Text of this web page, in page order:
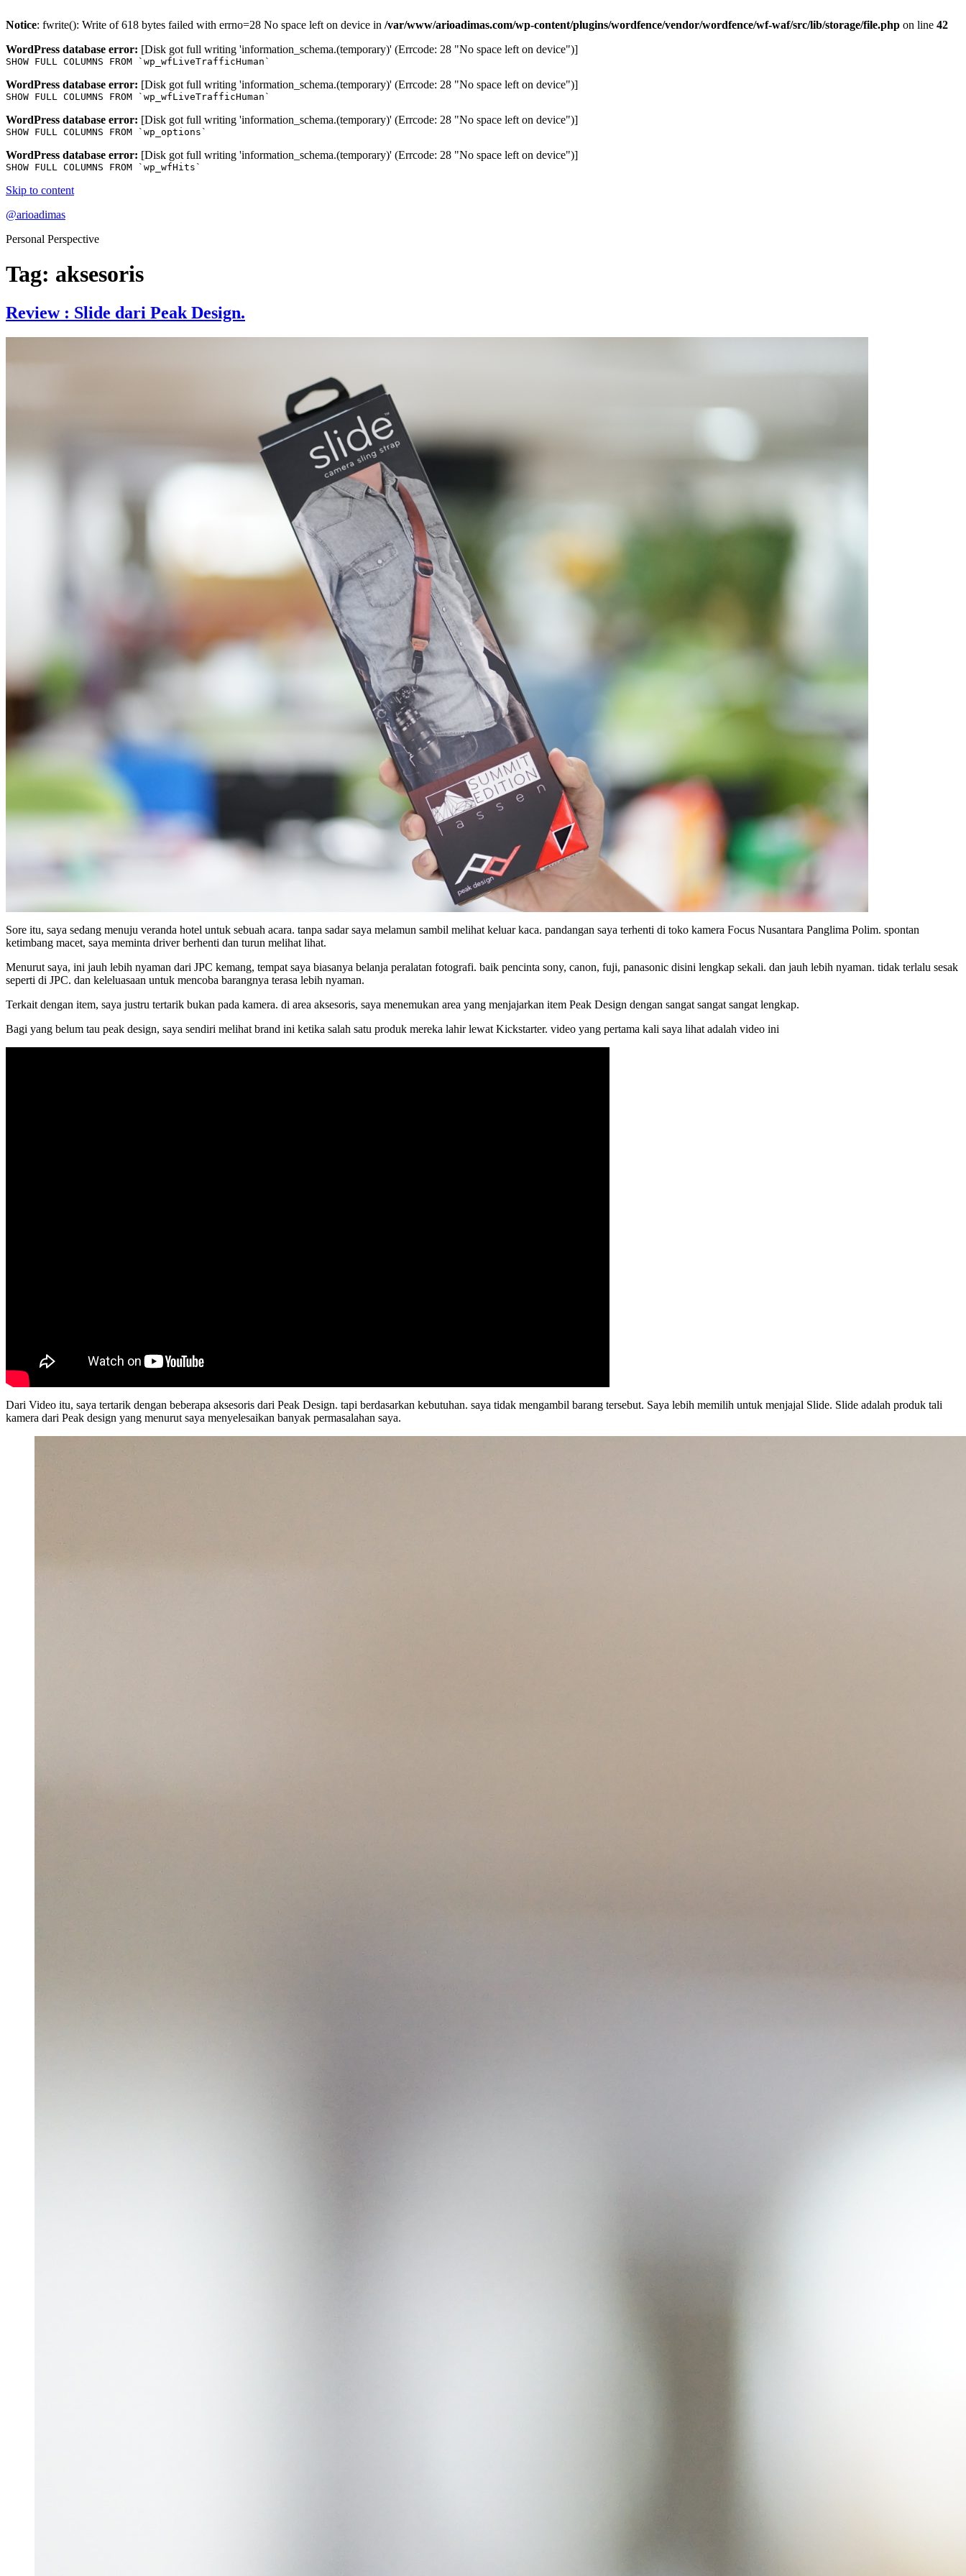
Notice: fwrite(): Write of 618 bytes failed with errno=28 No space left on device in /var/www/arioadimas.com/wp-content/plugins/wordfence/vendor/wordfence/wf-waf/src/lib/storage/file.php on line 42
WordPress database error: [Disk got full writing 'information_schema.(temporary)' (Errcode: 28 "No space left on device")]
SHOW FULL COLUMNS FROM `wp_wfLiveTrafficHuman`
WordPress database error: [Disk got full writing 'information_schema.(temporary)' (Errcode: 28 "No space left on device")]
SHOW FULL COLUMNS FROM `wp_wfLiveTrafficHuman`
WordPress database error: [Disk got full writing 'information_schema.(temporary)' (Errcode: 28 "No space left on device")]
SHOW FULL COLUMNS FROM `wp_options`
WordPress database error: [Disk got full writing 'information_schema.(temporary)' (Errcode: 28 "No space left on device")]
SHOW FULL COLUMNS FROM `wp_wfHits`
Skip to content
@arioadimas
Personal Perspective
Tag: aksesoris
Review : Slide dari Peak Design.
Sore itu, saya sedang menuju veranda hotel untuk sebuah acara. tanpa sadar saya melamun sambil melihat keluar kaca. pandangan saya terhenti di toko kamera Focus Nusantara Panglima Polim. spontan
ketimbang macet, saya meminta driver berhenti dan turun melihat lihat.
Menurut saya, ini jauh lebih nyaman dari JPC kemang, tempat saya biasanya belanja peralatan fotografi. baik pencinta sony, canon, fuji, panasonic disini lengkap sekali. dan jauh lebih nyaman. tidak terlalu sesak
seperti di JPC. dan keleluasaan untuk mencoba barangnya terasa lebih nyaman.
Terkait dengan item, saya justru tertarik bukan pada kamera. di area aksesoris, saya menemukan area yang menjajarkan item Peak Design dengan sangat sangat sangat lengkap.
Bagi yang belum tau peak design, saya sendiri melihat brand ini ketika salah satu produk mereka lahir lewat Kickstarter. video yang pertama kali saya lihat adalah video ini
Dari Video itu, saya tertarik dengan beberapa aksesoris dari Peak Design. tapi berdasarkan kebutuhan. saya tidak mengambil barang tersebut. Saya lebih memilih untuk menjajal Slide. Slide adalah produk tali
kamera dari Peak design yang menurut saya menyelesaikan banyak permasalahan saya.